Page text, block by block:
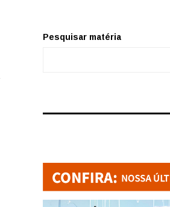
Pesquisar matéria